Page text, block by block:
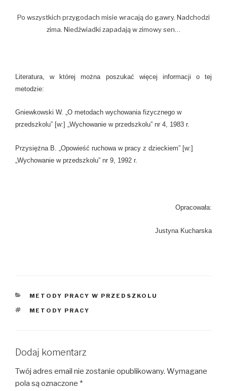
Po wszystkich przygodach misie wracają do gawry. Nadchodzi
zima. Niedźwiadki zapadają w zimowy sen…
Literatura, w której można poszukać więcej informacji o tej
metodzie:
Gniewkowski W. „O metodach wychowania fizycznego w
przedszkolu” [w:] „Wychowanie w przedszkolu” nr 4, 1983 r.
Przysiężna B. „Opowieść ruchowa w pracy z dzieckiem” [w:]
„Wychowanie w przedszkolu” nr 9, 1992 r.
Opracowała:
Justyna Kucharska
KATEGORIE
METODY PRACY W PRZEDSZKOLU
TAGI
METODY PRACY
Dodaj komentarz
Twój adres email nie zostanie opublikowany. Wymagane
pola są oznaczone *